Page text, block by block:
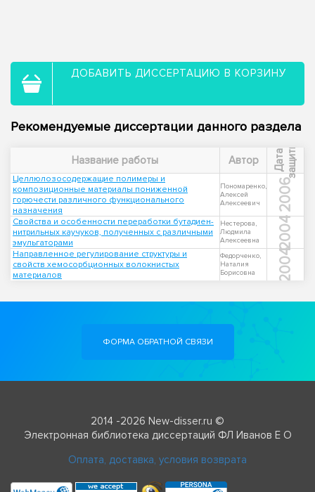
ДОБАВИТЬ ДИССЕРТАЦИЮ В КОРЗИНУ
Рекомендуемые диссертации данного раздела
Название работы Автор Д
а
т
а
з
а
щ
и
т ы
Целлюлозосодержащие полимеры и
композиционные материалы пониженной
горючести различного функционального
назначения
Пономаренко,
Алексей
Алексеевич
2006
Свойства и особенности переработки бутадиен-
нитрильных каучуков, полученных с различными
эмульгаторами
Нестерова,
Людмила
Алексеевна
2004
Направленное регулирование структуры и
свойств хемосорбционных волокнистых
материалов
Федорченко,
Наталия
Борисовна
2004
ФОРМА ОБРАТНОЙ СВЯЗИ
2014 -2026 New-disser.ru ©
Электронная библиотека диссертаций ФЛ Иванов Е О
Оплата, доставка, условия возврата